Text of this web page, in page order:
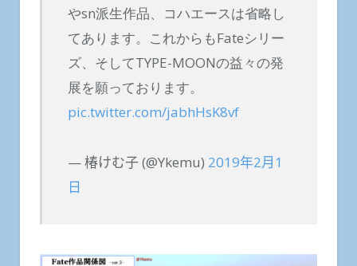
やsn派生作品、コハエースは省略し
てあります。これからもFateシリー
ズ、そしてTYPE-MOONの益々の発
展を願っております。
pic.twitter.com/jabhHsK8vf
— 椿けむ子 (@Ykemu) 2019年2月1
日